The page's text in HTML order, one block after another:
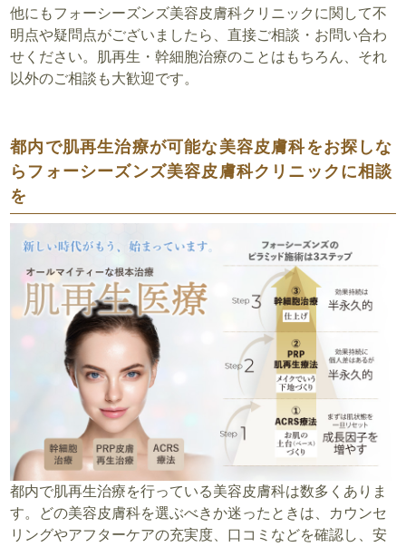
他にもフォーシーズンズ美容皮膚科クリニックに関して不
明点や疑問点がございましたら、直接ご相談・お問い合わ
せください。肌再生・幹細胞治療のことはもちろん、それ
以外のご相談も大歓迎です。
都内で肌再生治療が可能な美容皮膚科をお探しな
らフォーシーズンズ美容皮膚科クリニックに相談
を
都内で肌再生治療を行っている美容皮膚科は数多くありま
す。どの美容皮膚科を選ぶべきか迷ったときは、カウンセ
リングやアフターケアの充実度、口コミなどを確認し、安